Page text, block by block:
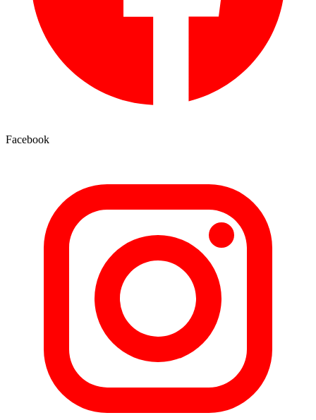
Facebook